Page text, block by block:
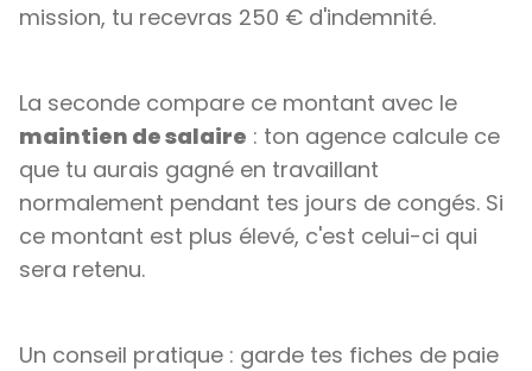
mission, tu recevras 250 € d'indemnité.
La seconde compare ce montant avec le
maintien de salaire : ton agence calcule ce
que tu aurais gagné en travaillant
normalement pendant tes jours de congés. Si
ce montant est plus élevé, c'est celui-ci qui
sera retenu.
Un conseil pratique : garde tes fiches de paie